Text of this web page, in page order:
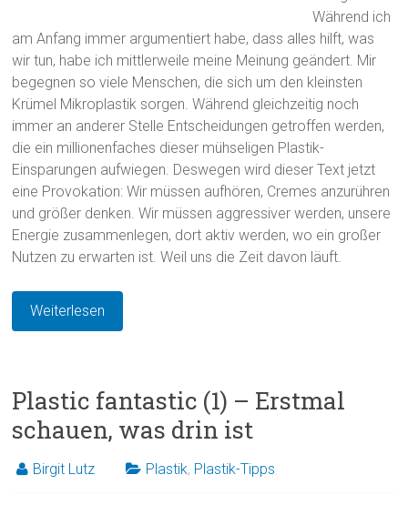
Während ich
am Anfang immer argumentiert habe, dass alles hilft, was
wir tun, habe ich mittlerweile meine Meinung geändert. Mir
begegnen so viele Menschen, die sich um den kleinsten
Krümel Mikroplastik sorgen. Während gleichzeitig noch
immer an anderer Stelle Entscheidungen getroffen werden,
die ein millionenfaches dieser mühseligen Plastik-
Einsparungen aufwiegen. Deswegen wird dieser Text jetzt
eine Provokation: Wir müssen aufhören, Cremes anzurühren
und größer denken. Wir müssen aggressiver werden, unsere
Energie zusammenlegen, dort aktiv werden, wo ein großer
Nutzen zu erwarten ist. Weil uns die Zeit davon läuft.
Weiterlesen
Plastic fantastic (1) – Erstmal
schauen, was drin ist
Birgit Lutz Plastik, Plastik-Tipps